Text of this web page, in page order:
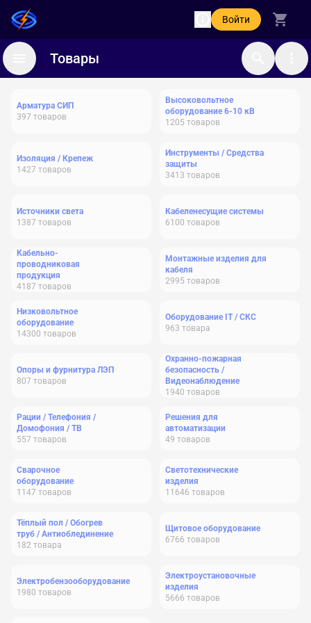
Войти
Товары
Арматура СИП
397 товаров
Высоковольтное
оборудование 6-10 кВ
1205 товаров
Изоляция / Крепеж
1427 товаров
Инструменты / Средства
защиты
3413 товаров
Источники света
1387 товаров
Кабеленесущие системы
6100 товаров
Кабельно-
проводниковая
продукция
4187 товаров
Монтажные изделия для
кабеля
2995 товаров
Низковольтное
оборудование
14300 товаров
Оборудование IT / СКС
963 товара
Опоры и фурнитура ЛЭП
807 товаров
Охранно-пожарная
безопасность /
Видеонаблюдение
1940 товаров
Рации / Телефония /
Домофония / ТВ
557 товаров
Решения для
автоматизации
49 товаров
Сварочное
оборудование
1147 товаров
Светотехнические
изделия
11646 товаров
Тёплый пол / Обогрев
труб / Антиоблединение
182 товара
Щитовое оборудование
6766 товаров
Электробензооборудование
1980 товаров
Электроустановочные
изделия
5666 товаров